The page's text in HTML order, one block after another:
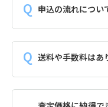
申込の流れについ
送料や手数料はあ